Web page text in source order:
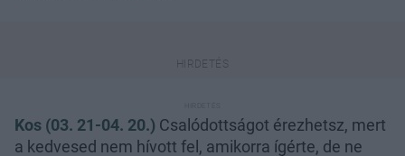
Kos (03. 21-04. 20.) Csalódottságot érezhetsz, mert
a kedvesed nem hívott fel, amikorra ígérte, de ne